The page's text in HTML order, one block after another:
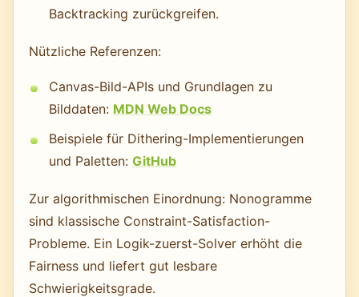
Backtracking zurückgreifen.
Nützliche Referenzen:
Canvas-Bild-APIs und Grundlagen zu
Bilddaten: MDN Web Docs
Beispiele für Dithering-Implementierungen
und Paletten: GitHub
Zur algorithmischen Einordnung: Nonogramme
sind klassische Constraint-Satisfaction-
Probleme. Ein Logik-zuerst-Solver erhöht die
Fairness und liefert gut lesbare
Schwierigkeitsgrade.